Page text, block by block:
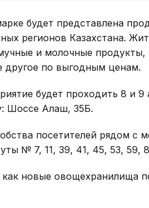
будет представлена
регионов Казахстана.
и молочные
другое по выгодным ценам.
будет проходить 8 и 9
Шоссе Алаш, 35Б.
посетителей рядом с
№ 7, 11, 39, 41, 45, 53, 59,
новые овощехранилища